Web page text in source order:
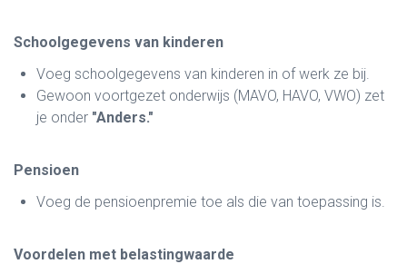
Schoolgegevens van kinderen
Voeg schoolgegevens van kinderen in of werk ze bij.
Gewoon voortgezet onderwijs (MAVO, HAVO, VWO) zet
je onder "Anders."
Pensioen
Voeg de pensioenpremie toe als die van toepassing is.
Voordelen met belastingwaarde